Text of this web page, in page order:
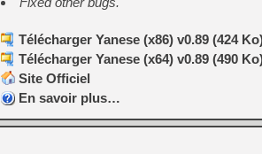
Télécharger Yanese (x86) v0.89 (424
Télécharger Yanese (x64) v0.89 (490
Site Officiel
En savoir plus…